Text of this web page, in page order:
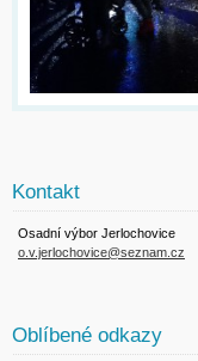
Kontakt
Osadní výbor Jerlochovice
o.v.jerlochovice@seznam.cz
Oblíbené odkazy